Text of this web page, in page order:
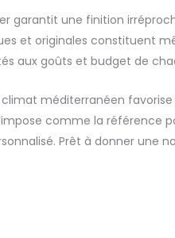
garantit une finition
et originales constituent
aux goûts et budget de
méditerranéen
comme la référence
Prêt à donner une